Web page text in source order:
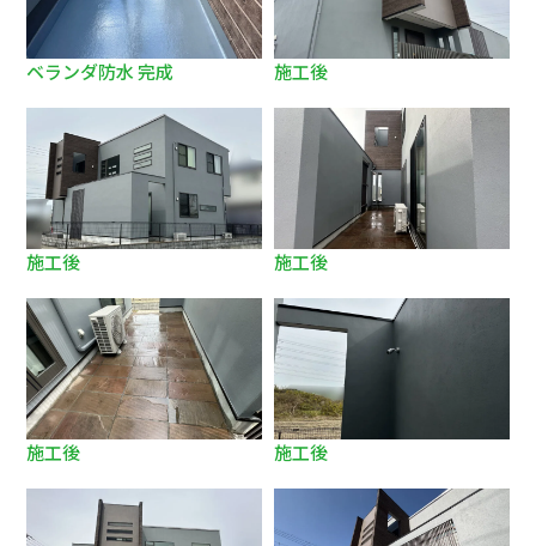
ベランダ防水 完成 施工後
施工後 施工後
施工後 施工後